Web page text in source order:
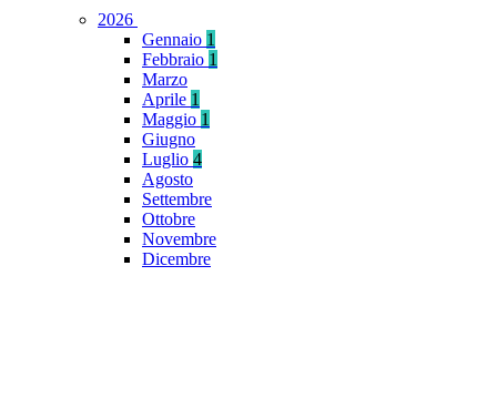
2026
Gennaio 1
Febbraio 1
Marzo
Aprile 1
Maggio 1
Giugno
Luglio 4
Agosto
Settembre
Ottobre
Novembre
Dicembre